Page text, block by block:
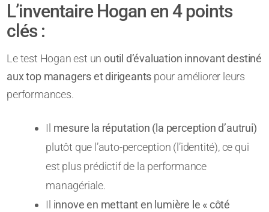
L’inventaire Hogan en 4 points
clés :
Le test Hogan est un outil d’évaluation innovant destiné
aux top managers et dirigeants pour améliorer leurs
performances.
Il mesure la réputation (la perception d’autrui)
plutôt que l’auto-perception (l’identité), ce qui
est plus prédictif de la performance
managériale.
Il innove en mettant en lumière le « côté